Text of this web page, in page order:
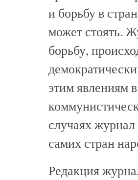
и борьбу в
может стоять.
борьбу,
этим явлениям
случаях
самих стран
Редакция